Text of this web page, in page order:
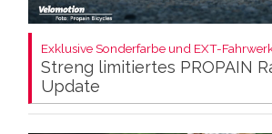
Exklusive Sonderfarbe und EXT-
Streng limitiertes PROPAIN
Update